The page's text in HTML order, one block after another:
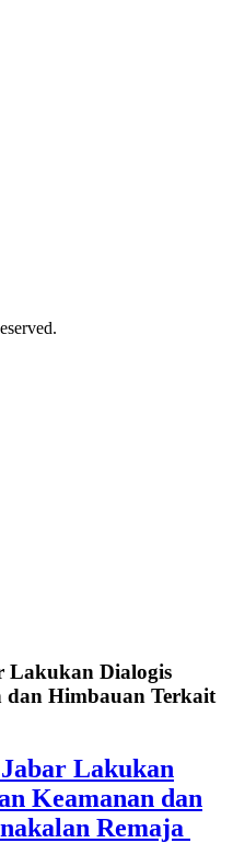
Lakukan Dialogis
Himbauan Terkait
Lakukan
Keamanan dan
Remaja